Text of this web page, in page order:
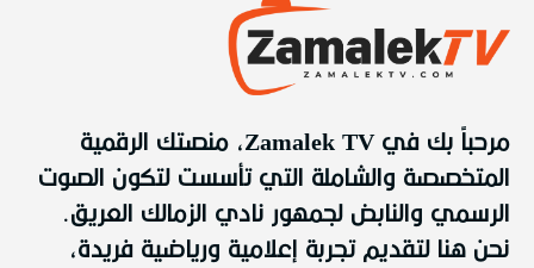
مرحباً بك في Zamalek TV، منصتك الرقمية
المتخصصة والشاملة التي تأسست لتكون الصوت
الرسمي والنابض لجمهور نادي الزمالك العريق.
نحن هنا لتقديم تجربة إعلامية ورياضية فريدة،